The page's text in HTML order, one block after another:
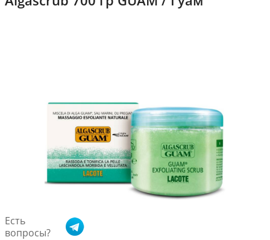
Есть
вопросы?